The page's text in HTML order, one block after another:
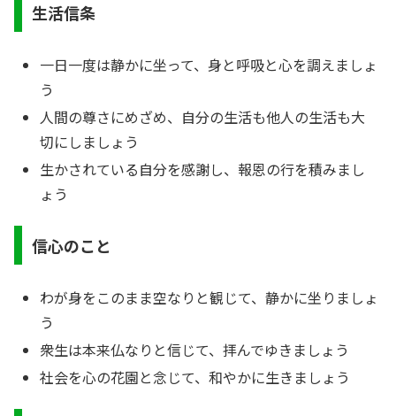
生活信条
一日一度は静かに坐って、身と呼吸と心を調えましょ
う
人間の尊さにめざめ、自分の生活も他人の生活も大
切にしましょう
生かされている自分を感謝し、報恩の行を積みまし
ょう
信心のこと
わが身をこのまま空なりと観じて、静かに坐りましょ
う
衆生は本来仏なりと信じて、拝んでゆきましょう
社会を心の花園と念じて、和やかに生きましょう